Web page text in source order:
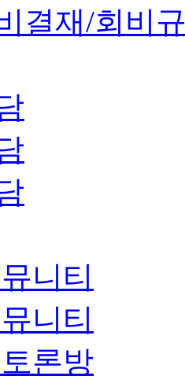
결재/회비
니티
니티
론방